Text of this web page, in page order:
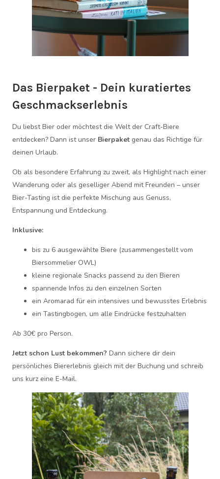
Das Bierpaket - Dein kuratiertes
Geschmackserlebnis
Du liebst Bier oder möchtest die Welt der Craft-Biere
entdecken? Dann ist unser Bierpaketgenau das Richtige für
deinen Urlaub.
Ob als besondere Erfahrung zu zweit, als Highlight nach einer
Wanderung oder als geselliger Abend mit Freunden – unser
Bier-Tasting ist die perfekte Mischung aus Genuss,
Entspannung und Entdeckung.
Inklusive:
bis zu 6 ausgewählte Biere (zusammengestellt vom
Biersommelier OWL)
kleine regionale Snacks passend zu den Bieren
spannende Infos zu den einzelnen Sorten
ein Aromarad für ein intensives und bewusstes Erlebnis
ein Tastingbogen, um alle Eindrücke festzuhalten
Ab 30€ pro Person.
Jetzt schon Lust bekommen? Dann sichere dir dein
persönliches Biererlebnis gleich mit der Buchung und schreib
uns kurz eine E-Mail.